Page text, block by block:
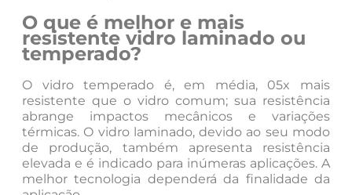
O que é melhor e mais
resistente vidro laminado ou
temperado?
O vidro temperado é, em média, 05x mais
resistente que o vidro comum; sua resistência
abrange impactos mecânicos e variações
térmicas. O vidro laminado, devido ao seu modo
de produção, também apresenta resistência
elevada e é indicado para inúmeras aplicações. A
melhor tecnologia dependerá da finalidade da